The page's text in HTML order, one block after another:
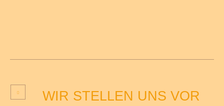
WIR STELLEN UNS VOR